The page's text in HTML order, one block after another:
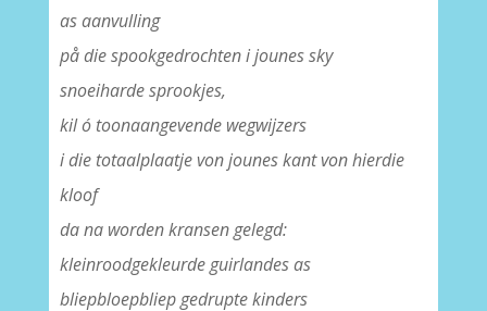
as aanvulling
på die spookgedrochten i jounes sky
snoeiharde sprookjes,
kil ó toonaangevende wegwijzers
i die totaalplaatje von jounes kant von hierdie
kloof
da na worden kransen gelegd:
kleinroodgekleurde guirlandes as
bliepbloepbliep gedrupte kinders